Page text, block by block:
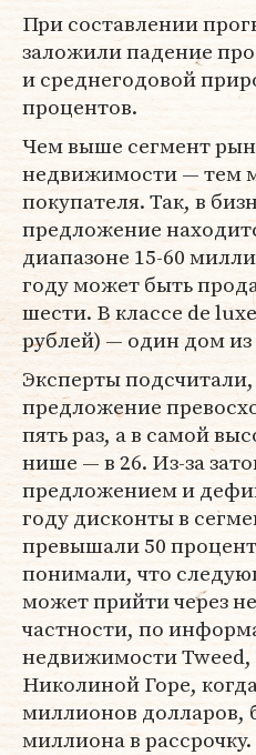
При составлении
заложили падение
и среднегодовой
процентов.
Чем выше сегмент
недвижимости — тем
покупателя. Так, в
предложение
диапазоне 15-60
году может быть
шести. В классе de
рублей) — один дом из
Эксперты подсчитали,
предложение
пять раз, а в самой
нише — в 26. Из-за
предложением и
году дисконты в
превышали 50
понимали, что
может прийти через
частности, по
недвижимости Tweed,
Николиной Горе,
миллионов долларов,
миллиона в рассрочку.